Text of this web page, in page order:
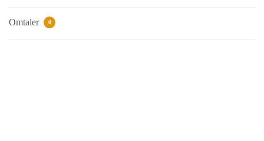
Omtaler 0